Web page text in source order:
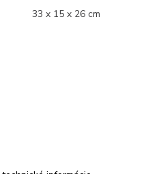
33 x 15 x 26 cm